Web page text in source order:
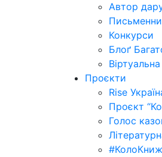
Автор
Конкурси
Блоґ
Проєкти
Rise
Проєкт
Голос